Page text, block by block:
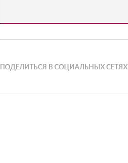
ПОДЕЛИТЬСЯ В СОЦИАЛЬНЫХ СЕТЯХ